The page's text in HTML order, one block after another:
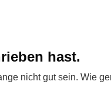
hast.
nicht gut sein. Wie